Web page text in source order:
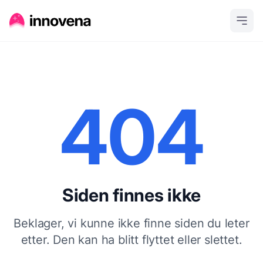
404
Siden finnes ikke
Beklager, vi kunne ikke finne siden du leter
etter. Den kan ha blitt flyttet eller slettet.